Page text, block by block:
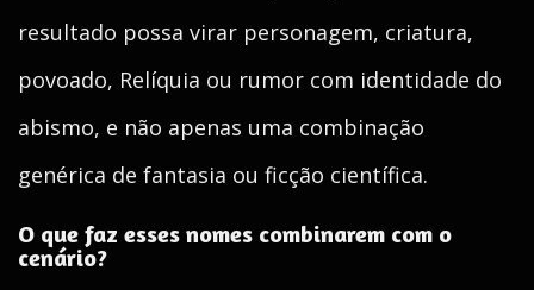
resultado possa virar personagem, criatura,
povoado, Relíquia ou rumor com identidade do
abismo, e não apenas uma combinação
genérica de fantasia ou ficção científica.
O que faz esses nomes combinarem com o
cenário?